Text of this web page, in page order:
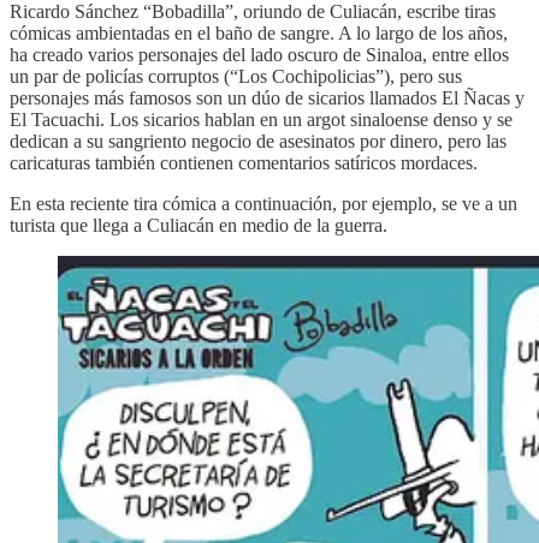
Ricardo Sánchez “Bobadilla”, oriundo de Culiacán, escribe tiras
cómicas ambientadas en el baño de sangre. A lo largo de los años,
ha creado varios personajes del lado oscuro de Sinaloa, entre ellos
un par de policías corruptos (“Los Cochipolicias”), pero sus
personajes más famosos son un dúo de sicarios llamados El Ñacas y
El Tacuachi. Los sicarios hablan en un argot sinaloense denso y se
dedican a su sangriento negocio de asesinatos por dinero, pero las
caricaturas también contienen comentarios satíricos mordaces.
En esta reciente tira cómica a continuación, por ejemplo, se ve a un
turista que llega a Culiacán en medio de la guerra.